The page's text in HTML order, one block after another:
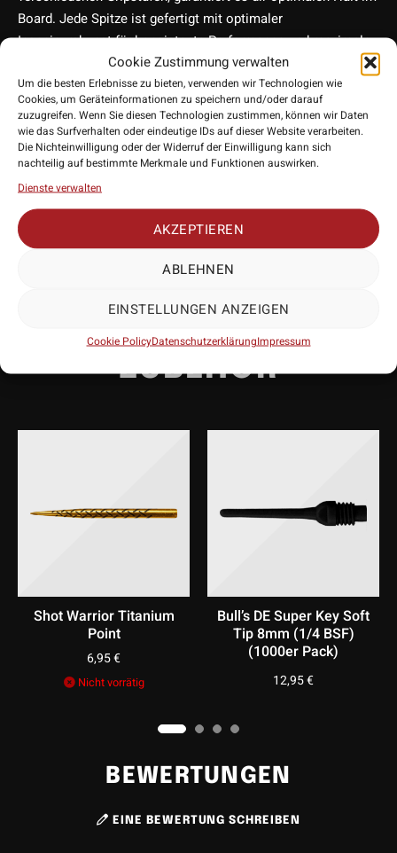
Cookie Zustimmung verwalten
Um die besten Erlebnisse zu bieten, verwenden wir Technologien wie
Cookies, um Geräteinformationen zu speichern und/oder darauf
zuzugreifen. Wenn Sie diesen Technologien zustimmen, können wir Daten
wie das Surfverhalten oder eindeutige IDs auf dieser Website verarbeiten.
Die Nichteinwilligung oder der Widerruf der Einwilligung kann sich
nachteilig auf bestimmte Merkmale und Funktionen auswirken.
Dienste verwalten
AKZEPTIEREN
ABLEHNEN
EINSTELLUNGEN ANZEIGEN
Cookie PolicyDatenschutzerklärungImpressum
Board. Jede Spitze ist gefertigt mit optimaler
Ingenieurskunst für konsistente Performance und maximale
Langlebigkeit. Hol dir jetzt die Target LNC Swiss Storm Point
2024, um dein Dart-Erlebnis zu optimieren. – Qualität und
Präzision, die du spüren wirst!
• Hersteller: Target Darts
• Länge: 26mm / 30mm / 35mm
• Art: Swiss Point
• Lieferumfang: 3 Stück
• Herstellernummer:
PASSENDES
ZUBEHÖR
Shot Warrior Titanium
Point
6,95€
Nicht vorrätig
Bull’s DE Super Key Soft
Tip 8mm (1/4 BSF)
(1000er Pack)
12,95€
BEWERTUNGEN
EINE BEWERTUNG SCHREIBEN